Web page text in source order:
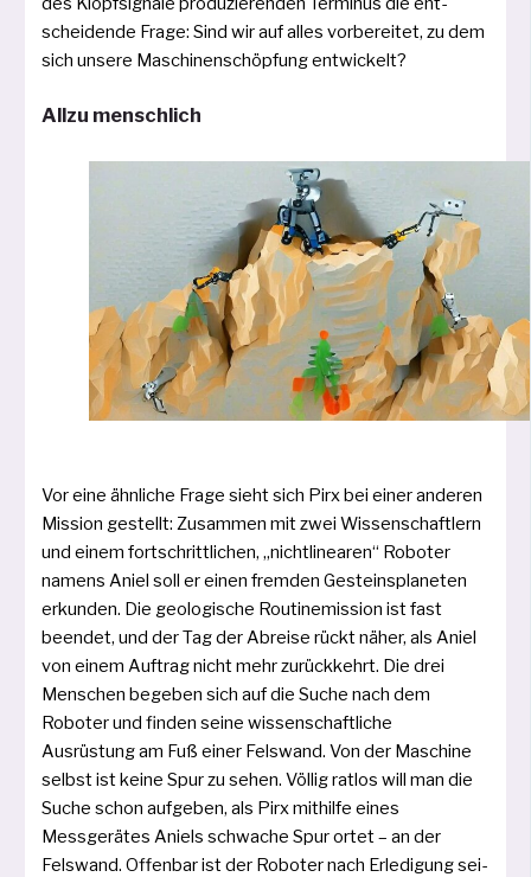
schei­den­de Frage: Sind wir auf alles vor­be­rei­tet, zu dem
sich unse­re Maschinenschöpfung entwickelt?
Allzu menschlich
Vor eine ähn­li­che Frage sieht sich Pirx bei einer ande­ren
Mission gestellt: Zusammen mit zwei Wissenschaftlern
und einem fort­schritt­li­chen, „nicht­li­nea­ren“ Roboter
namens Aniel soll er einen frem­den Gesteinsplaneten
erkun­den. Die geo­lo­gi­sche Routinemission ist fast
been­det, und der Tag der Abreise rückt näher, als Aniel
von einem Auftrag nicht mehr zurück­kehrt. Die drei
Menschen bege­ben sich auf die Suche nach dem
Roboter und fin­den sei­ne wis­sen­schaft­li­che
Ausrüstung am Fuß einer Felswand. Von der Maschine
selbst ist kei­ne Spur zu sehen. Völlig rat­los will man die
Suche schon auf­ge­ben, als Pirx mit­hil­fe eines
Messgerätes Aniels schwa­che Spur ortet – an der
Felswand. Offenbar ist der Roboter nach Erledigung sei­